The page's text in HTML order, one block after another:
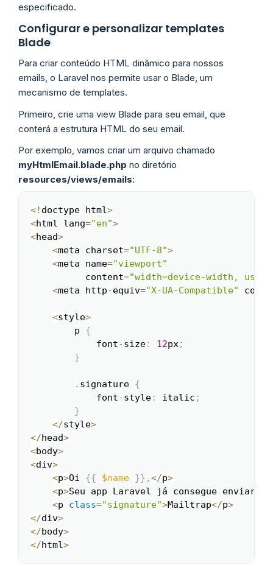
especificado.
Configurar e personalizar templates
Blade
Para criar conteúdo HTML dinâmico para nossos
emails, o Laravel nos permite usar o Blade, um
mecanismo de templates.
Primeiro, crie uma view Blade para seu email, que
conterá a estrutura HTML do seu email.
Por exemplo, vamos criar um arquivo chamado
myHtmlEmail.blade.php no diretório
resources/views/emails:
<! doctype html>
<html lang="en">
<head>
<meta charset="UTF-8">
<meta name="viewport"
          content
="width=device-width,
<meta http-equiv="X-UA-Compatible"
<style>
        p
{
            font
-size: 12px;
}
. signature {
            font
-style: italic ;
}
</style>
</head>
<body>
<div>
<p>Oi {{ $name }} ,</p>
<p>Seu app Laravel já consegue enviar
<p class="signature">Mailtrap</p>
</div>
</body>
</html>